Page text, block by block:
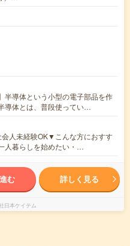
半導体という小型の電子部品を作
導体とは、普段使ってい…
人未経験OK▼こんな方におすす
人暮らしを始めたい・…
む 詳しく見る
日本ケイテム